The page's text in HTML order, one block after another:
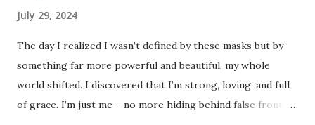
July 29, 2024
The day I realized I wasn’t defined by these masks but by
something far more powerful and beautiful, my whole
world shifted. I discovered that I’m strong, loving, and full
of grace. I’m just me —no more hiding behind false fronts. I